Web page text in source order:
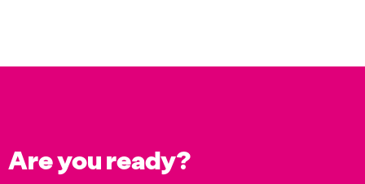
Are you ready?